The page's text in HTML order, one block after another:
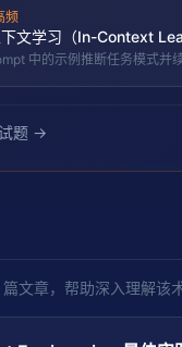
频
文学习（In-Context
中的示例推断任务模式并
题 →
篇文章，帮助深入理解该术